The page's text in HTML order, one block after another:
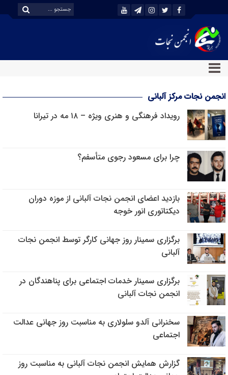
انجمن نجات مرکز آلبانی
رویداد فرهنگی و هنری ویژه – ۱۸ مه در تیرانا
چرا برای مسعود رجوی متأسفم؟
بازدید اعضای انجمن نجات آلبانی از موزه دوران
دیکتاتوری انور خوجه
برگزاری سمینار روز جهانی کارگر توسط انجمن نجات
آلبانی
برگزاری سمینار خدمات اجتماعی برای پناهندگان در
انجمن نجات آلبانی
سخنرانی آلدو سلولاری به مناسبت روز جهانی عدالت
اجتماعی
گزارش همایش انجمن نجات آلبانی به مناسبت روز